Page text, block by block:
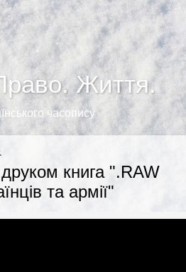
Життя.
часопису
книга ".RAW
та армії"